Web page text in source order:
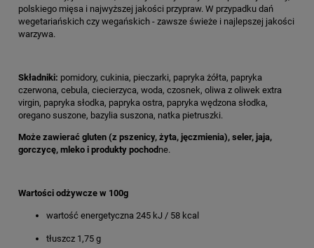
polskiego mięsa i najwyższej jakości przypraw. W przypadku dań
wegetariańskich czy wegańskich - zawsze świeże i najlepszej jakości
warzywa.
Składniki: pomidory, cukinia, pieczarki, papryka żółta, papryka
czerwona, cebula, ciecierzyca, woda, czosnek, oliwa z oliwek extra
virgin, papryka słodka, papryka ostra, papryka wędzona słodka,
oregano suszone, bazylia suszona, natka pietruszki.
Może zawierać gluten (z pszenicy, żyta, jęczmienia), seler, jaja,
gorczycę, mleko i produkty pochodne.
Wartości odżywcze w 100g
wartość energetyczna 245 kJ / 58 kcal
tłuszcz 1,75 g